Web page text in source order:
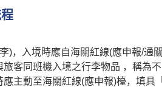
)，入境時應自海關紅線(應申報/通
客同班機入境之行李物品 ，稱為
主動至海關紅線(應申報)檯，填